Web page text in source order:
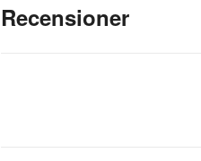
Recensioner